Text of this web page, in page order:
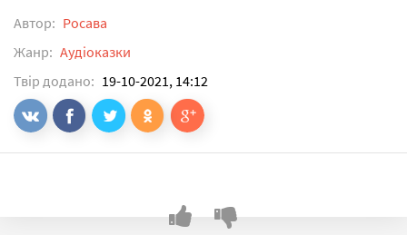
Автор: Росава
Жанр: Аудіоказки
Твір додано: 19-10-2021, 14:12